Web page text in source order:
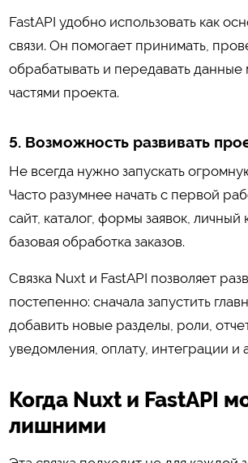
FastAPI удобно использовать как
связи. Он помогает принимать,
обрабатывать и передавать
частями проекта.
5. Возможность развивать
Не всегда нужно запускать
Часто разумнее начать с первой
сайт, каталог, формы заявок, личный
базовая обработка заказов.
Связка Nuxt и FastAPI позволяет
постепенно: сначала запустить
добавить новые разделы, роли,
уведомления, оплату, интеграции и
Когда Nuxt и FastAPI
лишними